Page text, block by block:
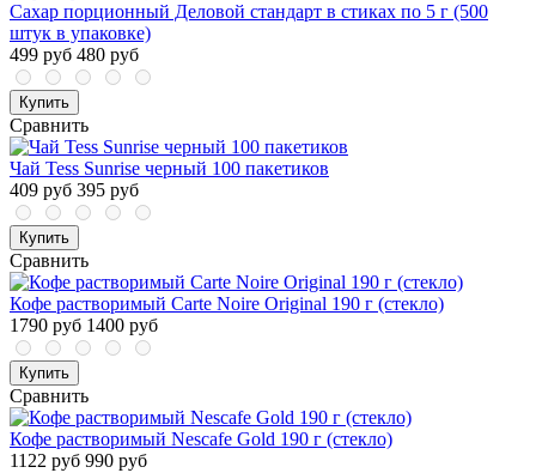
Сахар порционный Деловой стандарт в стиках по 5 г (500
штук в упаковке)
499 руб 480 руб
Купить
Сравнить
Чай Tess Sunrise черный 100 пакетиков
409 руб 395 руб
Купить
Сравнить
Кофе растворимый Carte Noire Original 190 г (стекло)
1790 руб 1400 руб
Купить
Сравнить
Кофе растворимый Nescafe Gold 190 г (стекло)
1122 руб 990 руб